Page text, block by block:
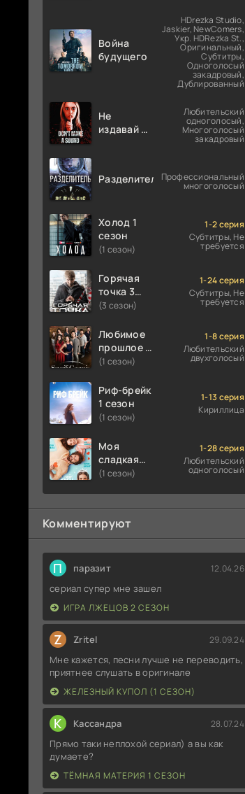
Война
будущего
HDrezka Studio,
Jaskier, NewComers,
Укр. HDRezka St.,
Оригинальный,
Субтитры,
Одноголосый
закадровый,
Дублированный
Не
издавай ни
Любительский
одноголосый,
Многоголосый
закадровый
РазделительПрофессиональный
многоголосый
Холод 1
сезон
(1 сезон)
1-2 серия
Субтитры, Не
требуется
Горячая
точка 3
сезон
(3 сезон)
1-24 серия
Субтитры, Не
требуется
Любимое
прошлое 1
сезон
(1 сезон)
1-8 серия
Любительский
двухголосый
Риф-брейк
1 сезон
(1 сезон)
1-13 серия
Кириллица
Моя
сладкая
ложь 1
(1 сезон)
1-28 серия
Любительский
одноголосый
Комментируют
П паразит 12.04.26
сериал супер мне зашел
ИГРА ЛЖЕЦОВ 2 СЕЗОН
Z Zritel 29.09.24
Мне кажется, песни лучше не переводить,
приятнее слушать в оригинале
ЖЕЛЕЗНЫЙ КУПОЛ (1 СЕЗОН)
К Кассандра 28.07.24
Прямо таки неплохой сериал) а вы как
думаете?
ТЁМНАЯ МАТЕРИЯ 1 СЕЗОН